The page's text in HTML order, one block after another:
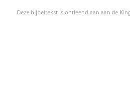
Deze bijbeltekst is ontleend aan aan de